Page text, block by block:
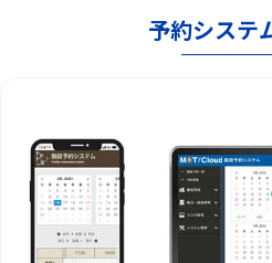
予約システ